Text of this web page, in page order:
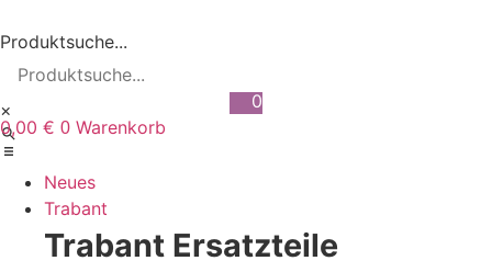
Inhalt
wechseln
Produktsuche...
×
0
0,00 € 0 Warenkorb
Neues
Trabant
Trabant Ersatzteile